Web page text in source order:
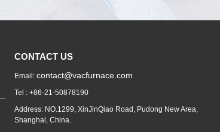
CONTACT US
Email: contact@vacfurnace.com
Tel : +86-21-50878190
Address: NO.1299, XinJinQiao Road, Pudong New Area,
Shanghai, China.